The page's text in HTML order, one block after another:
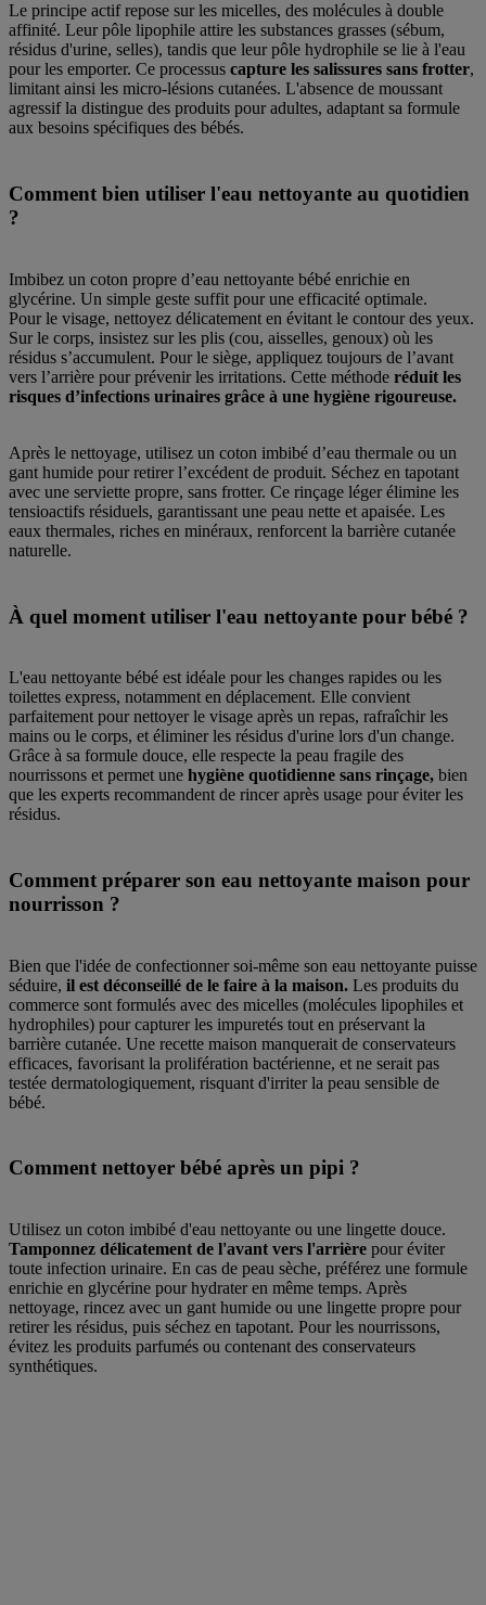
Le principe actif repose sur les micelles, des molécules à double
affinité. Leur pôle lipophile attire les substances grasses (sébum,
résidus d'urine, selles), tandis que leur pôle hydrophile se lie à l'eau
pour les emporter. Ce processus capture les salissures sans frotter,
limitant ainsi les micro-lésions cutanées. L'absence de moussant
agressif la distingue des produits pour adultes, adaptant sa formule
aux besoins spécifiques des bébés.
Comment bien utiliser l'eau nettoyante au quotidien
?
Imbibez un coton propre d’eau nettoyante bébé enrichie en
glycérine. Un simple geste suffit pour une efficacité optimale.
Pour le visage, nettoyez délicatement en évitant le contour des yeux.
Sur le corps, insistez sur les plis (cou, aisselles, genoux) où les
résidus s’accumulent. Pour le siège, appliquez toujours de l’avant
vers l’arrière pour prévenir les irritations. Cette méthode réduit les
risques d’infections urinaires grâce à une hygiène rigoureuse.
Après le nettoyage, utilisez un coton imbibé d’eau thermale ou un
gant humide pour retirer l’excédent de produit. Séchez en tapotant
avec une serviette propre, sans frotter. Ce rinçage léger élimine les
tensioactifs résiduels, garantissant une peau nette et apaisée. Les
eaux thermales, riches en minéraux, renforcent la barrière cutanée
naturelle.
À quel moment utiliser l'eau nettoyante pour bébé ?
L'eau nettoyante bébé est idéale pour les changes rapides ou les
toilettes express, notamment en déplacement. Elle convient
parfaitement pour nettoyer le visage après un repas, rafraîchir les
mains ou le corps, et éliminer les résidus d'urine lors d'un change.
Grâce à sa formule douce, elle respecte la peau fragile des
nourrissons et permet une hygiène quotidienne sans rinçage, bien
que les experts recommandent de rincer après usage pour éviter les
résidus.
Comment préparer son eau nettoyante maison pour
nourrisson ?
Bien que l'idée de confectionner soi-même son eau nettoyante puisse
séduire, il est déconseillé de le faire à la maison. Les produits du
commerce sont formulés avec des micelles (molécules lipophiles et
hydrophiles) pour capturer les impuretés tout en préservant la
barrière cutanée. Une recette maison manquerait de conservateurs
efficaces, favorisant la prolifération bactérienne, et ne serait pas
testée dermatologiquement, risquant d'irriter la peau sensible de
bébé.
Comment nettoyer bébé après un pipi ?
Utilisez un coton imbibé d'eau nettoyante ou une lingette douce.
Tamponnez délicatement de l'avant vers l'arrière pour éviter
toute infection urinaire. En cas de peau sèche, préférez une formule
enrichie en glycérine pour hydrater en même temps. Après
nettoyage, rincez avec un gant humide ou une lingette propre pour
retirer les résidus, puis séchez en tapotant. Pour les nourrissons,
évitez les produits parfumés ou contenant des conservateurs
synthétiques.